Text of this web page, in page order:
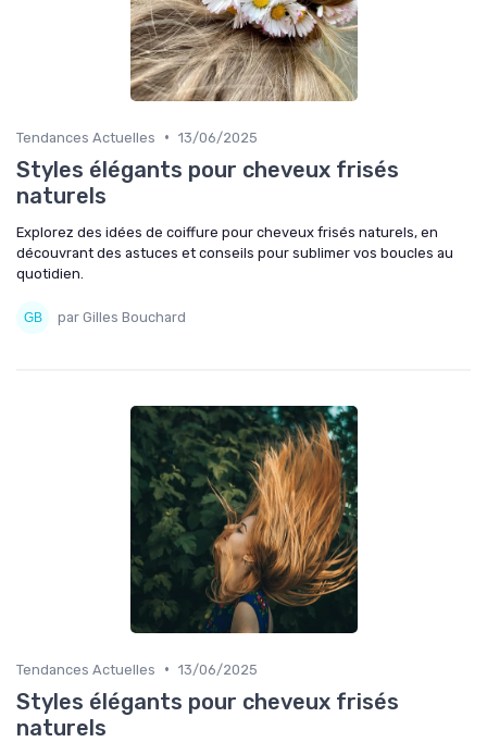
Tendances Actuelles • 13/06/2025
Styles élégants pour cheveux frisés
naturels
Explorez des idées de coiffure pour cheveux frisés naturels, en
découvrant des astuces et conseils pour sublimer vos boucles au
quotidien.
par Gilles Bouchard
Tendances Actuelles • 13/06/2025
Styles élégants pour cheveux frisés
naturels